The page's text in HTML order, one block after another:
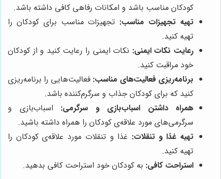
کودکان مناسب باشد و امکانات رفاهی کافی داشته باشد.
تهیه تجهیزات مناسب: تجهیزات مناسب برای کودکان را
تهیه کنید.
رعایت نکات ایمنی: نکات ایمنی را رعایت کنید و از کودکان
خود مراقبت کنید.
برنامه‌ریزی فعالیت‌های مناسب: فعالیت‌هایی را برنامه‌ریزی
کنید که برای کودکان جذاب و سرگرم‌کننده باشد.
همراه داشتن اسباب‌بازی و سرگرمی: اسباب‌بازی و
سرگرمی‌های مورد علاقه‌ی کودکان را همراه داشته باشید.
تهیه غذا و تنقلات: غذا و تنقلات مورد علاقه‌ی کودکان را
تهیه کنید.
استراحت کافی: به کودکان خود استراحت کافی بدهید.